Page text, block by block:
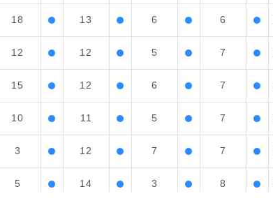
18 13 6 6
12 12 5 7
15 12 6 7
10 11 5 7
3 12 7 7
5 14 3 8